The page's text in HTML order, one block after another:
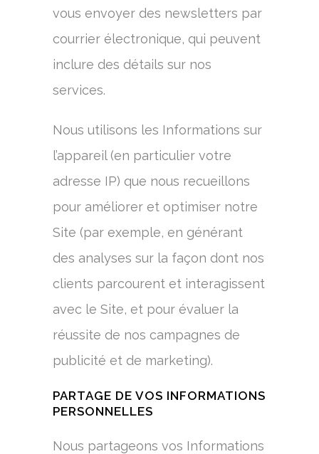
vous envoyer des newsletters par
courrier électronique, qui peuvent
inclure des détails sur nos
services.
Nous utilisons les Informations sur
l’appareil (en particulier votre
adresse IP) que nous recueillons
pour améliorer et optimiser notre
Site (par exemple, en générant
des analyses sur la façon dont nos
clients parcourent et interagissent
avec le Site, et pour évaluer la
réussite de nos campagnes de
publicité et de marketing).
PARTAGE DE VOS INFORMATIONS
PERSONNELLES
Nous partageons vos Informations